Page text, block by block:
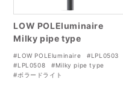
LOW POLEluminaire
Milky pipe type
#LOW POLEluminaire
#LPL0503
#LPL0508
#Milky pipe type
#ボラードライト